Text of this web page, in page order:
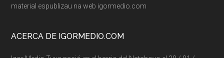
material espublizau na web igormedio.com
ACERCA DE IGORMEDIO.COM